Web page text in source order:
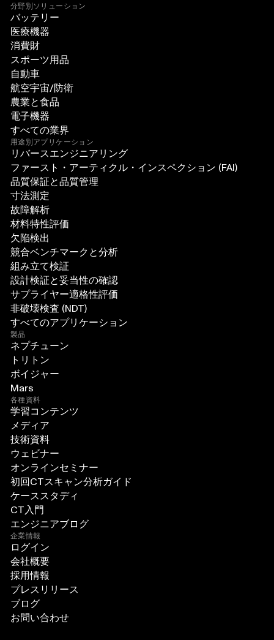
分野別ソリューション
バッテリー
医療機器
消費財
スポーツ用品
自動車
航空宇宙/防衛
農業と食品
電子機器
すべての業界
用途別アプリケーション
リバースエンジニアリング
ファースト・アーティクル・インスペクション (FAI)
品質保証と品質管理
寸法測定
故障解析
材料特性評価
欠陥検出
競合ベンチマークと分析
組み立て検証
設計検証と妥当性の確認
サプライヤー適格性評価
非破壊検査 (NDT)
すべてのアプリケーション
製品
ネプチューン
トリトン
ボイジャー
Mars
各種資料
学習コンテンツ
メディア
技術資料
ウェビナー
オンラインセミナー
初回CTスキャン分析ガイド
ケーススタディ
CT入門
エンジニアブログ
企業情報
ログイン
会社概要
採用情報
プレスリリース
ブログ
お問い合わせ